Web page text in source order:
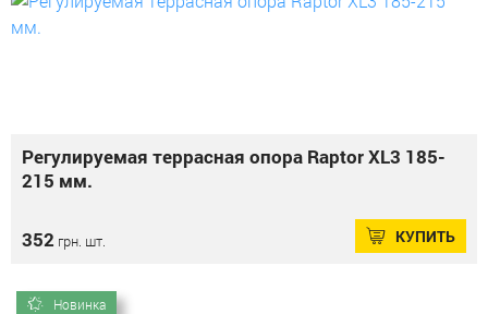
Регулируемая террасная опора Raptor XL3 185-
215 мм.
352 грн. шт. КУПИТЬ
Новинка